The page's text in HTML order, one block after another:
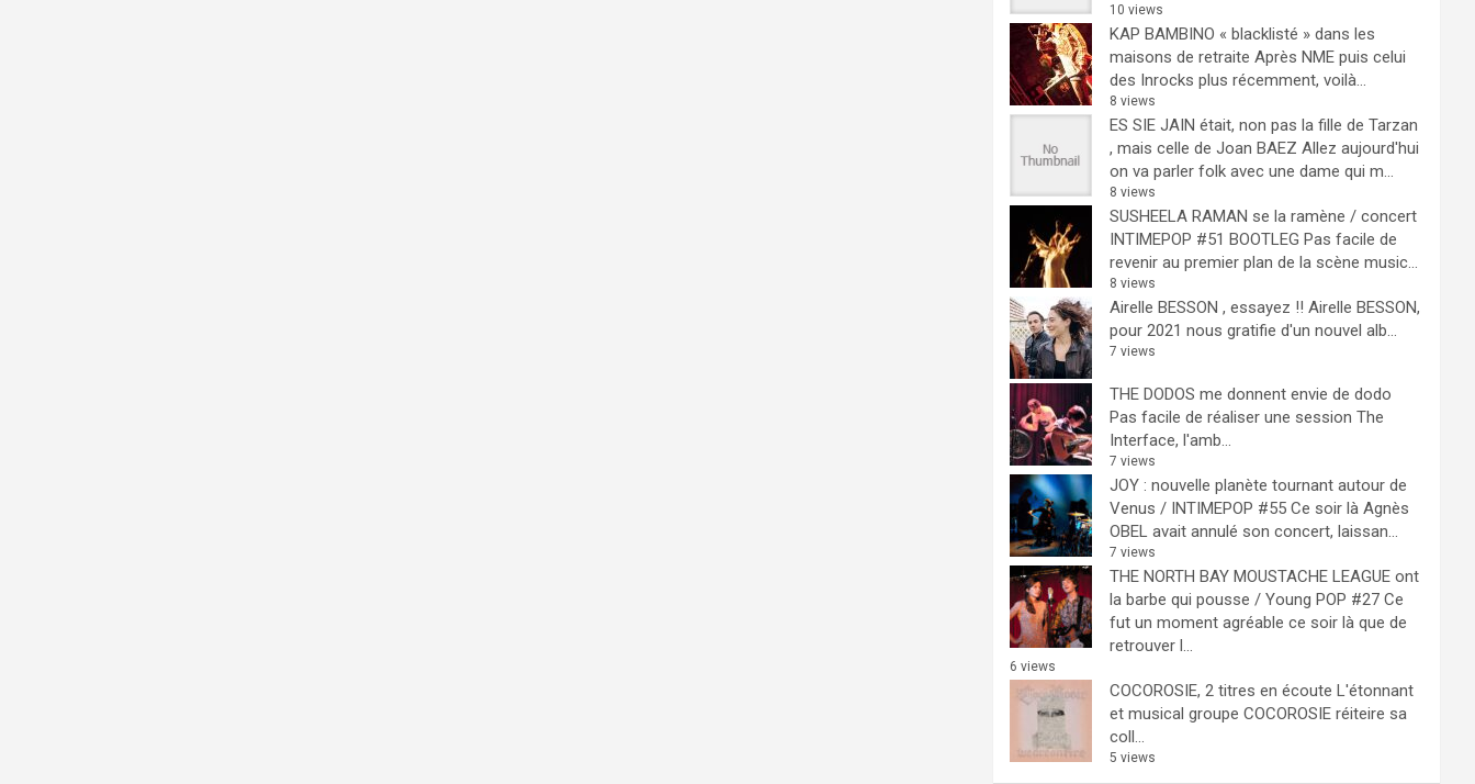
10 views
KAP BAMBINO « blacklisté » dans les
maisons de retraite Après NME puis celui
des Inrocks plus récemment, voilà...
8 views
ES SIE JAIN était, non pas la fille de Tarzan
, mais celle de Joan BAEZ Allez aujourd'hui
on va parler folk avec une dame qui m...
8 views
SUSHEELA RAMAN se la ramène / concert
INTIMEPOP #51 BOOTLEG Pas facile de
revenir au premier plan de la scène music...
8 views
Airelle BESSON , essayez !! Airelle BESSON,
pour 2021 nous gratifie d'un nouvel alb...
7 views
THE DODOS me donnent envie de dodo
Pas facile de réaliser une session The
Interface, l'amb...
7 views
JOY : nouvelle planète tournant autour de
Venus / INTIMEPOP #55 Ce soir là Agnès
OBEL avait annulé son concert, laissan...
7 views
THE NORTH BAY MOUSTACHE LEAGUE ont
la barbe qui pousse / Young POP #27 Ce
fut un moment agréable ce soir là que de
retrouver l...
6 views
COCOROSIE, 2 titres en écoute L'étonnant
et musical groupe COCOROSIE réiteire sa
coll...
5 views